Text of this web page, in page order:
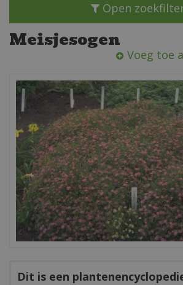
Open
Meisjesogen
Voeg toe
Dit is een